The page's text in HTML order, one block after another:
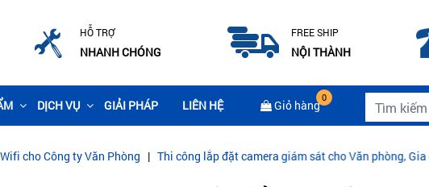
HỖ TRỢ
NHANH CHÓNG
FREE SHIP
NỘI THÀNH
DỊCH VỤ GIẢI PHÁP LIÊN HỆ Giỏ hàng
0
ty Văn Phòng|Thi công lắp đặt camera giám sát cho Văn phòng, Gia đình|